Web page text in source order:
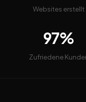
Websites erstellt
97%
Zufriedene